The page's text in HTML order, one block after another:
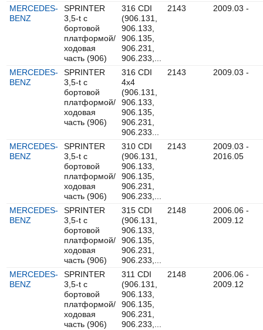
MERCEDES-
BENZ
SPRINTER
3,5-t c
бортовой
платформой/
ходовая
часть (906)
316 CDI
(906.131,
906.133,
906.135,
906.231,
906.233,...
2143 2009.03 -
MERCEDES-
BENZ
SPRINTER
3,5-t c
бортовой
платформой/
ходовая
часть (906)
316 CDI
4x4
(906.131,
906.133,
906.135,
906.231,
906.233...
2143 2009.03 -
MERCEDES-
BENZ
SPRINTER
3,5-t c
бортовой
платформой/
ходовая
часть (906)
310 CDI
(906.131,
906.133,
906.135,
906.231,
906.233,...
2143
2009.03 -
2016.05
MERCEDES-
BENZ
SPRINTER
3,5-t c
бортовой
платформой/
ходовая
часть (906)
315 CDI
(906.131,
906.133,
906.135,
906.231,
906.233,...
2148
2006.06 -
2009.12
MERCEDES-
BENZ
SPRINTER
3,5-t c
бортовой
платформой/
ходовая
часть (906)
311 CDI
(906.131,
906.133,
906.135,
906.231,
906.233,...
2148
2006.06 -
2009.12